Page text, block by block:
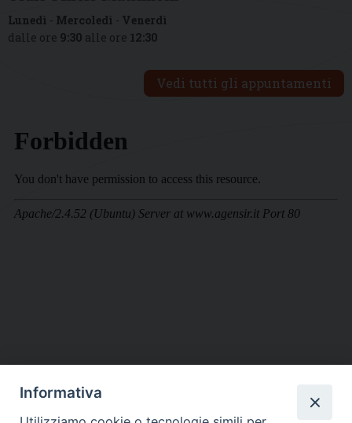
Lunedì - Mercoledì - Venerdì
dalle ore 9:30 alle ore 12:30
Vedi tutti gli appuntamenti
DIOCESI SUBURBICARIA DI ALBANO
Informativa